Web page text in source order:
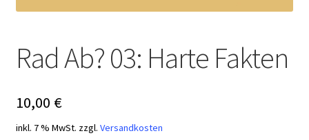
Rad Ab? 03: Harte Fakten
10,00 €
inkl. 7 % MwSt. zzgl. Versandkosten